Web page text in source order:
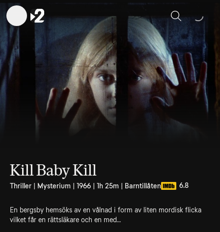
Sök
Kill Baby Kill
Thriller | Mysterium | 1966 | 1h 25m | Barntillåten 6.8
En bergsby hemsöks av en vålnad i form av liten mordisk flicka
vilket får en rättsläkare och en med…